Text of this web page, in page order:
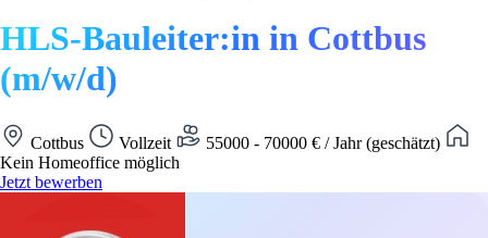
HLS-Bauleiter:in in Cottbus
(m/w/d)
Cottbus Vollzeit
55000 - 70000 € / Jahr (geschätzt)
Kein Homeoffice möglich
Jetzt bewerben